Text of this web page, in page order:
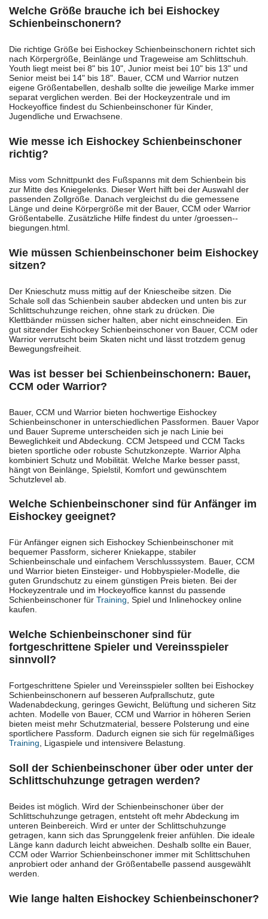
Welche Größe brauche ich bei Eishockey
Schienbeinschonern?
Die richtige Größe bei Eishockey Schienbeinschonern richtet sich
nach Körpergröße, Beinlänge und Trageweise am Schlittschuh.
Youth liegt meist bei 8" bis 10", Junior meist bei 10" bis 13" und
Senior meist bei 14" bis 18". Bauer, CCM und Warrior nutzen
eigene Größentabellen, deshalb sollte die jeweilige Marke immer
separat verglichen werden. Bei der Hockeyzentrale und im
Hockeyoffice findest du Schienbeinschoner für Kinder,
Jugendliche und Erwachsene.
Wie messe ich Eishockey Schienbeinschoner
richtig?
Miss vom Schnittpunkt des Fußspanns mit dem Schienbein bis
zur Mitte des Kniegelenks. Dieser Wert hilft bei der Auswahl der
passenden Zollgröße. Danach vergleichst du die gemessene
Länge und deine Körpergröße mit der Bauer, CCM oder Warrior
Größentabelle. Zusätzliche Hilfe findest du unter /groessen--
biegungen.html.
Wie müssen Schienbeinschoner beim Eishockey
sitzen?
Der Knieschutz muss mittig auf der Kniescheibe sitzen. Die
Schale soll das Schienbein sauber abdecken und unten bis zur
Schlittschuhzunge reichen, ohne stark zu drücken. Die
Klettbänder müssen sicher halten, aber nicht einschneiden. Ein
gut sitzender Eishockey Schienbeinschoner von Bauer, CCM oder
Warrior verrutscht beim Skaten nicht und lässt trotzdem genug
Bewegungsfreiheit.
Was ist besser bei Schienbeinschonern: Bauer,
CCM oder Warrior?
Bauer, CCM und Warrior bieten hochwertige Eishockey
Schienbeinschoner in unterschiedlichen Passformen. Bauer Vapor
und Bauer Supreme unterscheiden sich je nach Linie bei
Beweglichkeit und Abdeckung. CCM Jetspeed und CCM Tacks
bieten sportliche oder robuste Schutzkonzepte. Warrior Alpha
kombiniert Schutz und Mobilität. Welche Marke besser passt,
hängt von Beinlänge, Spielstil, Komfort und gewünschtem
Schutzlevel ab.
Welche Schienbeinschoner sind für Anfänger im
Eishockey geeignet?
Für Anfänger eignen sich Eishockey Schienbeinschoner mit
bequemer Passform, sicherer Kniekappe, stabiler
Schienbeinschale und einfachem Verschlusssystem. Bauer, CCM
und Warrior bieten Einsteiger- und Hobbyspieler-Modelle, die
guten Grundschutz zu einem günstigen Preis bieten. Bei der
Hockeyzentrale und im Hockeyoffice kannst du passende
Schienbeinschoner für Training, Spiel und Inlinehockey online
kaufen.
Welche Schienbeinschoner sind für
fortgeschrittene Spieler und Vereinsspieler
sinnvoll?
Fortgeschrittene Spieler und Vereinsspieler sollten bei Eishockey
Schienbeinschonern auf besseren Aufprallschutz, gute
Wadenabdeckung, geringes Gewicht, Belüftung und sicheren Sitz
achten. Modelle von Bauer, CCM und Warrior in höheren Serien
bieten meist mehr Schutzmaterial, bessere Polsterung und eine
sportlichere Passform. Dadurch eignen sie sich für regelmäßiges
Training, Ligaspiele und intensivere Belastung.
Soll der Schienbeinschoner über oder unter der
Schlittschuhzunge getragen werden?
Beides ist möglich. Wird der Schienbeinschoner über der
Schlittschuhzunge getragen, entsteht oft mehr Abdeckung im
unteren Beinbereich. Wird er unter der Schlittschuhzunge
getragen, kann sich das Sprunggelenk freier anfühlen. Die ideale
Länge kann dadurch leicht abweichen. Deshalb sollte ein Bauer,
CCM oder Warrior Schienbeinschoner immer mit Schlittschuhen
anprobiert oder anhand der Größentabelle passend ausgewählt
werden.
Wie lange halten Eishockey Schienbeinschoner?